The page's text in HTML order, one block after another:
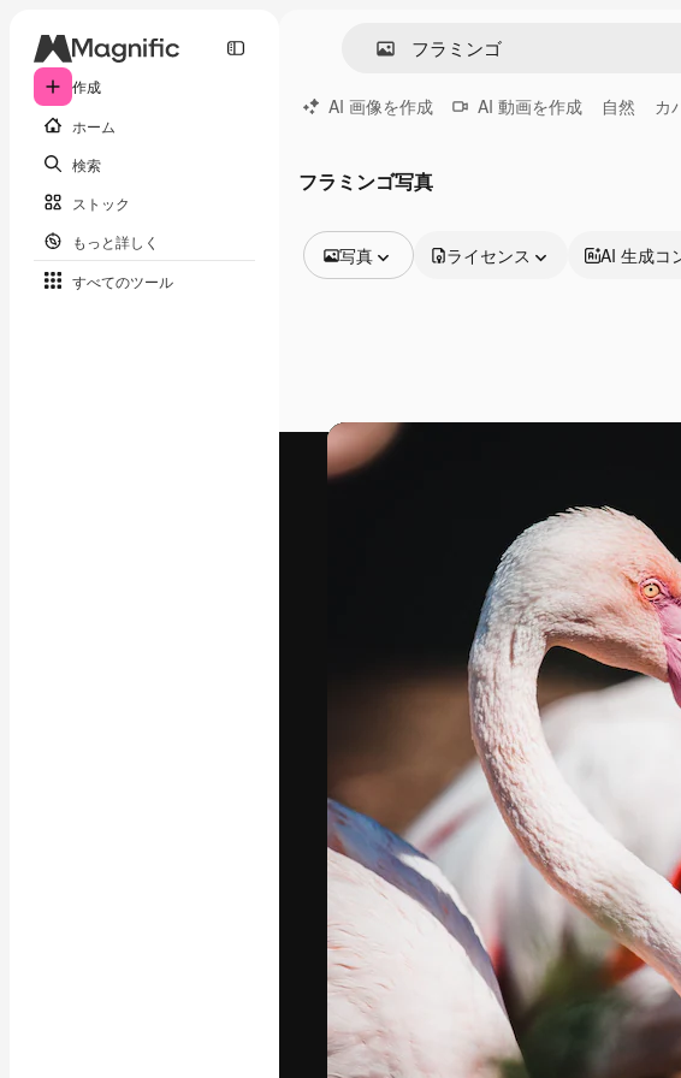
作成
ホーム
検索
ストック
もっと詳しく
すべてのツール
AI 画像を作成 AI 動画を作成 自然 カ
フラミンゴ写真
写真
動画
映像素材
モーショングラフィックス
ライセンス AI 生成コ
最高のクリエイティブ制作を導く
ットフォーム。クリエイター、企
店、スタジオを含む100万人以上
います。
日本語
Copyright © 2010- Freepik